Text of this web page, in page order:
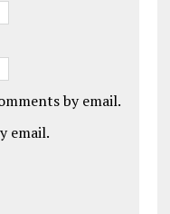
by email.
email.